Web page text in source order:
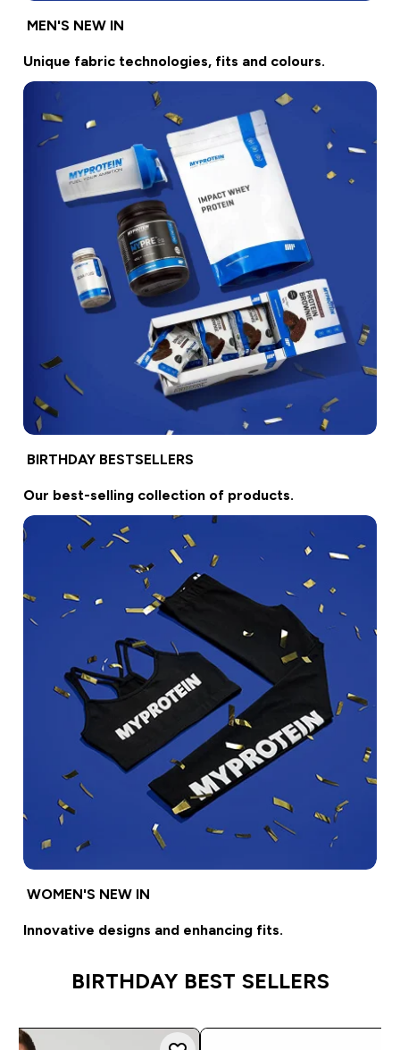
MEN'S NEW IN
Unique fabric technologies, fits and colours.
BIRTHDAY BESTSELLERS
Our best-selling collection of products.
WOMEN'S NEW IN
Innovative designs and enhancing fits.
BIRTHDAY BEST SELLERS